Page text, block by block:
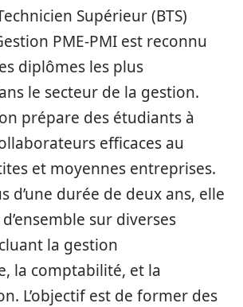
Supérieur (BTS)
PME-PMI est reconnu
diplômes les plus
le secteur de la gestion.
prépare des étudiants à
efficaces au
et moyennes entreprises.
d’une durée de deux ans, elle
sur diverses
la gestion
la comptabilité, et la
L’objectif est de former des